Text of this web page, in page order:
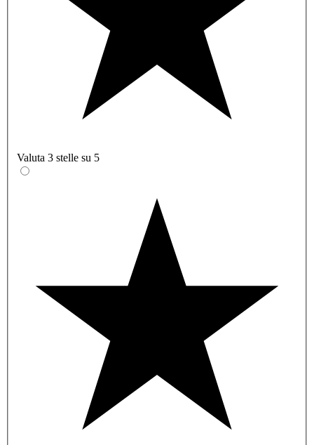
Valuta 3 stelle su 5